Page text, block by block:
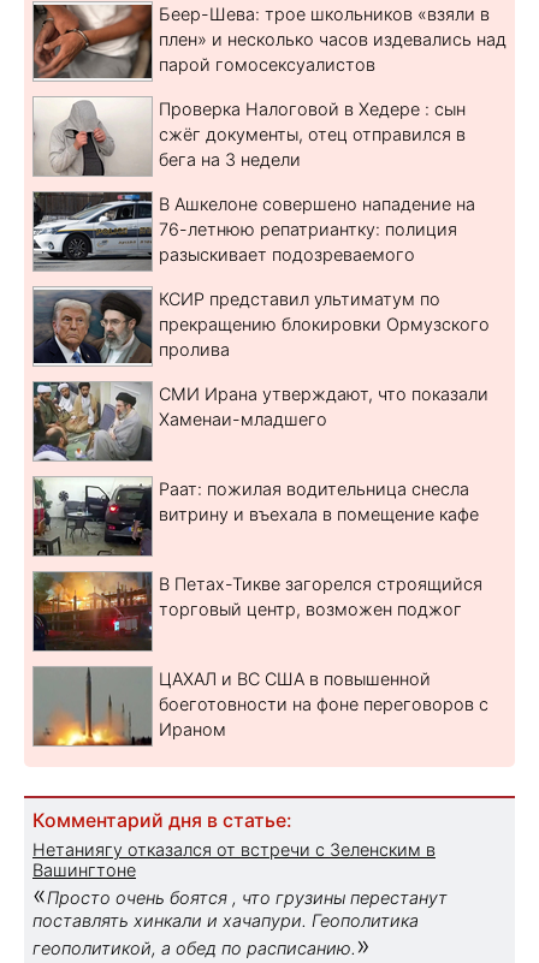
Беер-Шева: трое школьников «взяли в
плен» и несколько часов издевались над
парой гомосексуалистов
Проверка Налоговой в Хедере : сын
сжёг документы, отец отправился в
бега на 3 недели
В Ашкелоне совершено нападение на
76-летнюю репатриантку: полиция
разыскивает подозреваемого
КСИР представил ультиматум по
прекращению блокировки Ормузского
пролива
СМИ Ирана утверждают, что показали
Хаменаи-младшего
Раат: пожилая водительница снесла
витрину и въехала в помещение кафе
В Петах-Тикве загорелся строящийся
торговый центр, возможен поджог
ЦАХАЛ и ВС США в повышенной
боеготовности на фоне переговоров с
Ираном
Комментарий дня в статье:
Нетаниягу отказался от встречи с Зеленским в
Вашингтоне
«Просто очень боятся , что грузины перестанут
поставлять хинкали и хачапури. Геополитика
геополитикой, а обед по расписанию. »